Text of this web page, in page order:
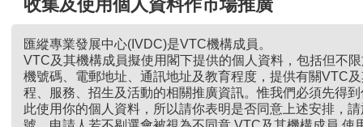
收集及使用個人資料作市場推廣
匯縱專業發展中心(IVDC)是VTC機構成員。
VTC及其機構成員擬使用閣下提供的個人資料，包括但不
機號碼、電郵地址、通訊地址及教育程度，提供有關VTC
程、服務、招生及活動的相關推廣資訊。惟我們必須先得
此使用你的個人資料，所以請你表明是否同意上述安排，